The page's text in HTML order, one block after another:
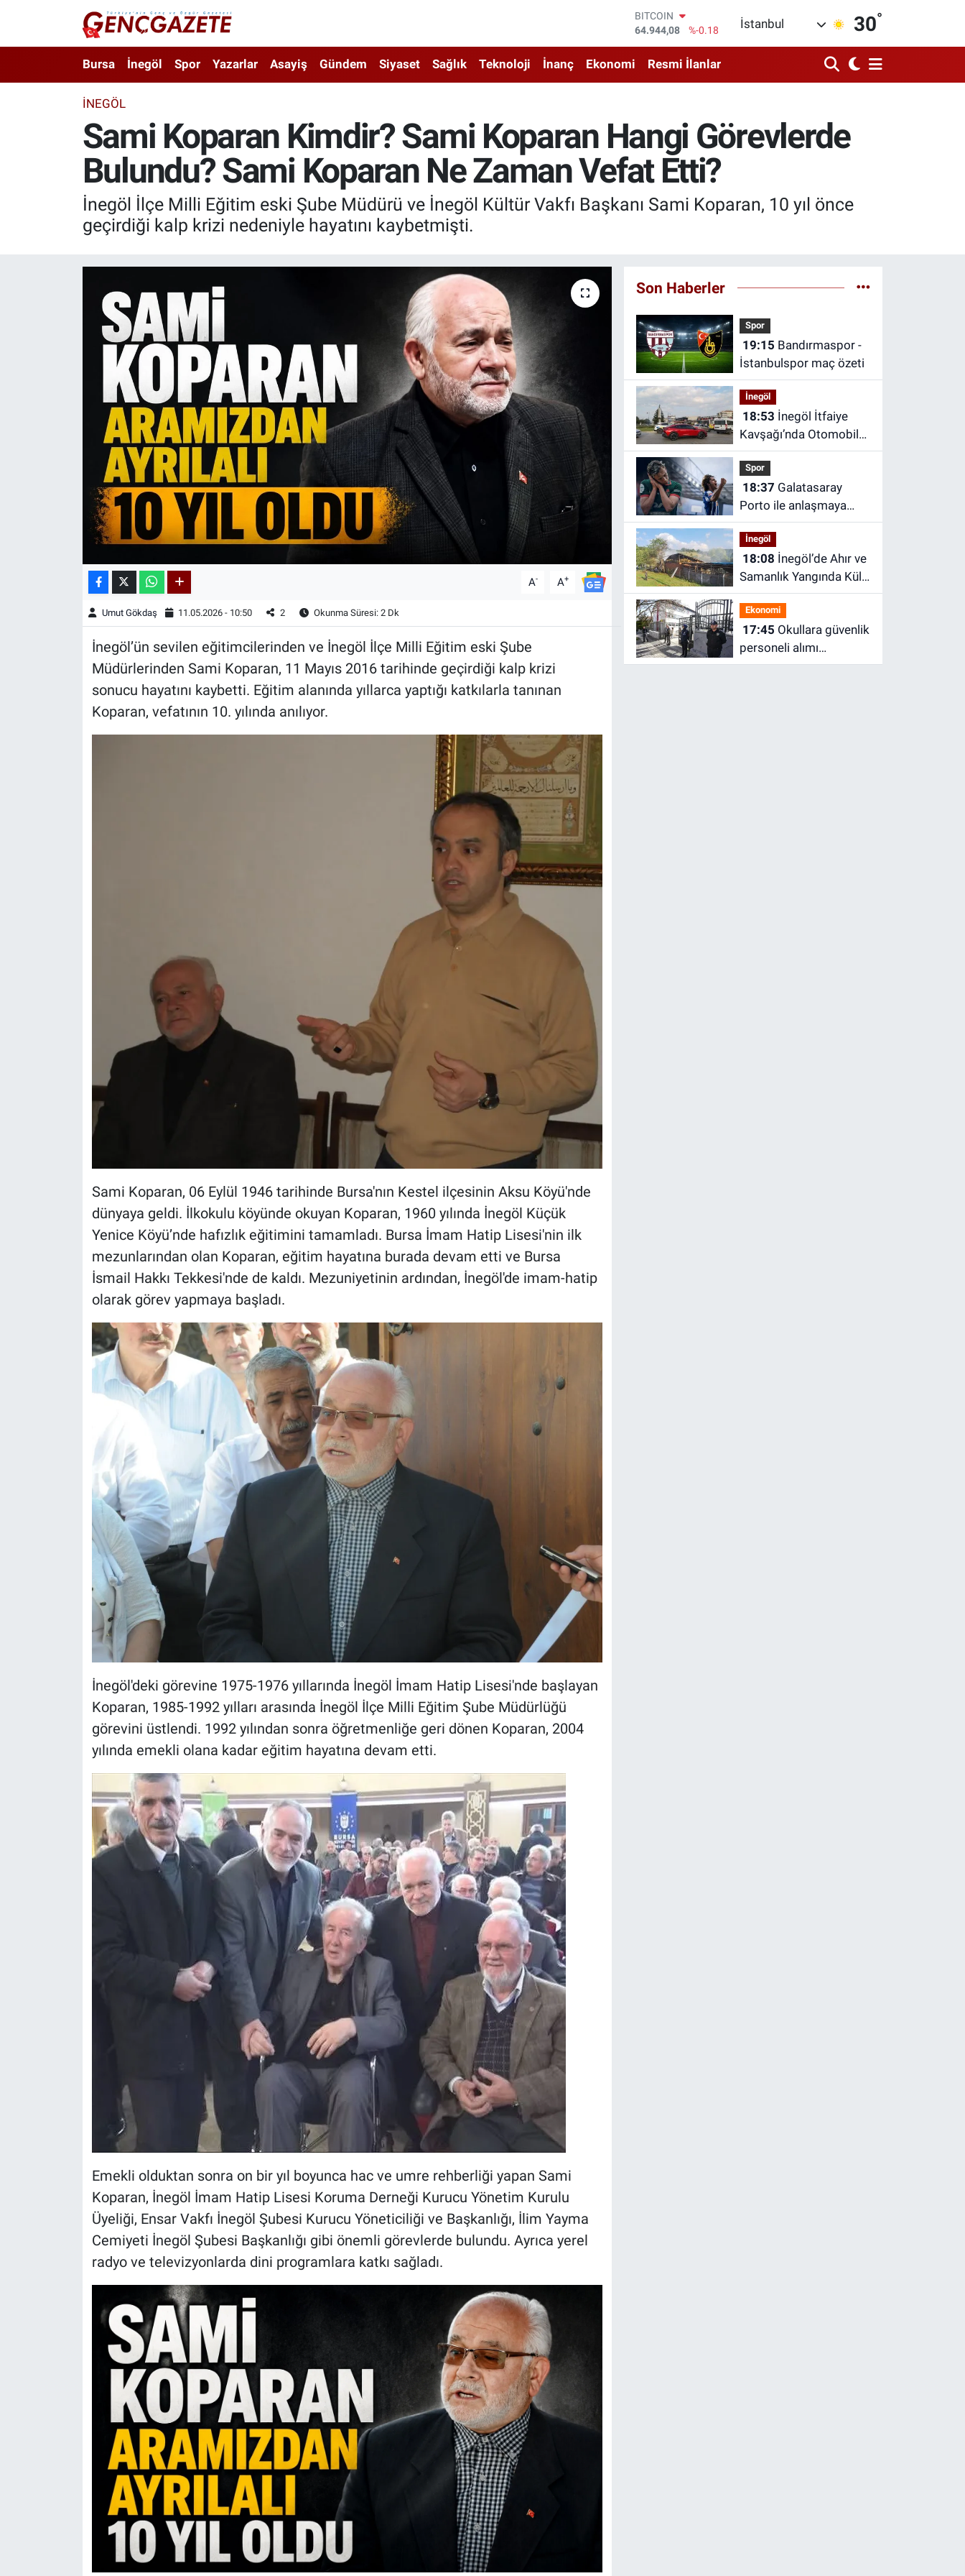
DOLAR
47,7436
%0.18
EURO
55,2510
%0.32
BİST100
13.779
%-14
BITCOIN
64.944,08
%-0.18
İstanbul 30°
Bursa İnegöl Spor Yazarlar Asayiş Gündem Siyaset Sağlık Teknoloji İnanç Ekonomi Resmi İlanlar
İNEGÖL
Sami Koparan Kimdir? Sami Koparan Hangi Görevlerde
Bulundu? Sami Koparan Ne Zaman Vefat Etti?
İnegöl İlçe Milli Eğitim eski Şube Müdürü ve İnegöl Kültür Vakfı Başkanı Sami Koparan, 10 yıl önce
geçirdiği kalp krizi nedeniyle hayatını kaybetmişti.
A- A+
Umut Gökdaş 11.05.2026 - 10:50 2 Okunma Süresi: 2 Dk
İnegöl’ün sevilen eğitimcilerinden ve İnegöl İlçe Milli Eğitim eski Şube
Müdürlerinden Sami Koparan, 11 Mayıs 2016 tarihinde geçirdiği kalp krizi
sonucu hayatını kaybetti. Eğitim alanında yıllarca yaptığı katkılarla tanınan
Koparan, vefatının 10. yılında anılıyor.
Sami Koparan, 06 Eylül 1946 tarihinde Bursa'nın Kestel ilçesinin Aksu Köyü'nde
dünyaya geldi. İlkokulu köyünde okuyan Koparan, 1960 yılında İnegöl Küçük
Yenice Köyü’nde hafızlık eğitimini tamamladı. Bursa İmam Hatip Lisesi'nin ilk
mezunlarından olan Koparan, eğitim hayatına burada devam etti ve Bursa
İsmail Hakkı Tekkesi'nde de kaldı. Mezuniyetinin ardından, İnegöl'de imam-hatip
olarak görev yapmaya başladı.
İnegöl'deki görevine 1975-1976 yıllarında İnegöl İmam Hatip Lisesi'nde başlayan
Koparan, 1985-1992 yılları arasında İnegöl İlçe Milli Eğitim Şube Müdürlüğü
görevini üstlendi. 1992 yılından sonra öğretmenliğe geri dönen Koparan, 2004
yılında emekli olana kadar eğitim hayatına devam etti.
Emekli olduktan sonra on bir yıl boyunca hac ve umre rehberliği yapan Sami
Koparan, İnegöl İmam Hatip Lisesi Koruma Derneği Kurucu Yönetim Kurulu
Üyeliği, Ensar Vakfı İnegöl Şubesi Kurucu Yöneticiliği ve Başkanlığı, İlim Yayma
Cemiyeti İnegöl Şubesi Başkanlığı gibi önemli görevlerde bulundu. Ayrıca yerel
radyo ve televizyonlarda dini programlara katkı sağladı.
Son Haberler
Spor
19:15
İstanbulspor maç özeti
İnegöl
18:53
Kavşağı’nda Otomobil
ile Halk Otobüsü
Çarpıştı
Spor
18:37
Porto ile anlaşmaya
vardı! Rodrigo Mora
transferi canlı yayında
açıklandı
İnegöl
18:08
Samanlık Yangında Kül
Oldu
Ekonomi
17:45
personeli alımı
yapılacak! 30 bin
3.SAYFA
Ekonomi
Kadın & Aile
Kültür & Sanat
Astroloji-Rüya
Nöbetçi Eczaneler
Trafik Durumu
Süper Lig Puan Durumu ve Fikstür
Tüm Manşetler
Son Dakika Haberleri